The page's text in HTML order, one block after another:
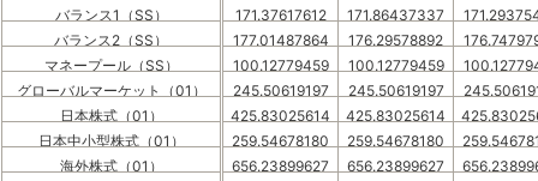
バランス1（SS）
バランス2（SS）
マネープール（SS）
グローバルマーケット（01）
日本株式（01）
日本中小型株式（01）
海外株式（01）
171.37617612
171.86437337
177.01487864
176.29578892
100.12779459
100.12779459
245.50619197
245.50619197
425.83025614
425.83025614
259.54678180
259.54678180
656.23899627
656.23899627